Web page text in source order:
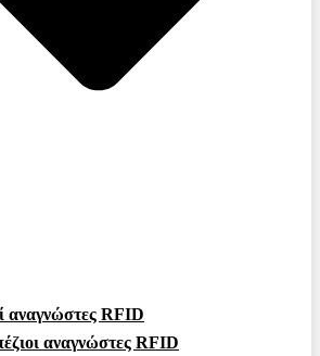
αναγνώστες RFID
αναγνώστες RFID